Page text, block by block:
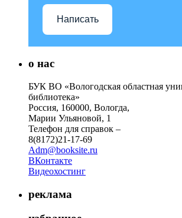
Написать
о нас
БУК ВО «Вологодская областная
библиотека»
Россия, 160000, Вологда,
Марии Ульяновой, 1
Телефон для справок –
8(8172)21-17-69
Adm@booksite.ru
ВКонтакте
Видеохостинг
реклама